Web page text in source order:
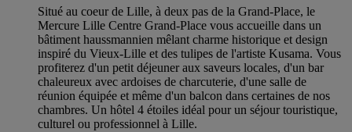
Situé au coeur de Lille, à deux pas de la Grand-Place, le
Mercure Lille Centre Grand-Place vous accueille dans un
bâtiment haussmannien mêlant charme historique et design
inspiré du Vieux-Lille et des tulipes de l'artiste Kusama. Vous
profiterez d'un petit déjeuner aux saveurs locales, d'un bar
chaleureux avec ardoises de charcuterie, d'une salle de
réunion équipée et même d'un balcon dans certaines de nos
chambres. Un hôtel 4 étoiles idéal pour un séjour touristique,
culturel ou professionnel à Lille.